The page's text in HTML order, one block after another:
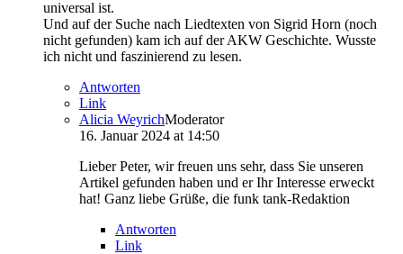
universal ist.
Und auf der Suche nach Liedtexten von Sigrid Horn (noch
nicht gefunden) kam ich auf der AKW Geschichte. Wusste
ich nicht und faszinierend zu lesen.
Antworten
Link
Alicia WeyrichModerator
16. Januar 2024 at 14:50
Lieber Peter, wir freuen uns sehr, dass Sie unseren
Artikel gefunden haben und er Ihr Interesse erweckt
hat! Ganz liebe Grüße, die funk tank-Redaktion
Antworten
Link